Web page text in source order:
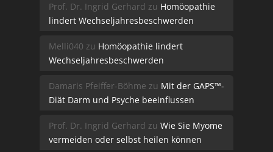
Prof. Dr. Ingrid Gerhard zu Homöopathie
lindert Wechseljahresbeschwerden
Melli040 zu Homöopathie lindert
Wechseljahresbeschwerden
Damaris Pfeiffer-Böhme zu Mit der GAPS™-
Diät Darm und Psyche beeinflussen
Prof. Dr. Ingrid Gerhard zu Wie Sie Myome
vermeiden oder selbst heilen können